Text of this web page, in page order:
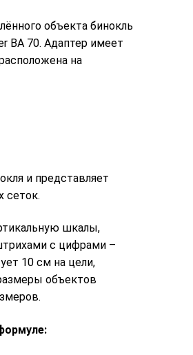
объекта бинокль
BA 70. Адаптер имеет
на
и представляет
сеток.
шкалы,
с цифрами –
10 см на цели,
объектов